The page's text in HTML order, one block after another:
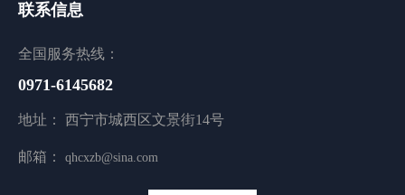
联系信息
全国服务热线：
0971-6145682
地址： 西宁市城西区文景街14号
邮箱： qhcxzb@sina.com